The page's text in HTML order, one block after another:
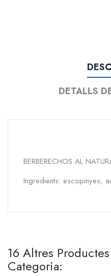
DETALLS
BERBERECHOS AL
Ingredients: escopinyes,
16 Altres
Categoria: